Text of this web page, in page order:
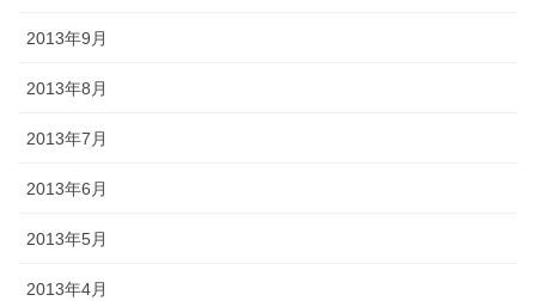
2013年9月
2013年8月
2013年7月
2013年6月
2013年5月
2013年4月